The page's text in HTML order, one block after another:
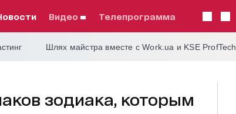
Новости видео телепрограмма
Шлях майстра вместе с Work.ua и KSE ProfTech
зодиака, которым